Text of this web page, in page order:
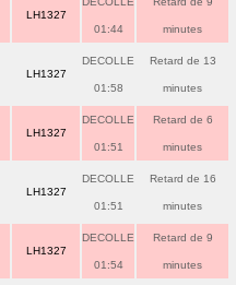
LH1327
01:44 minutes
LH1327
DECOLLE
01:58
Retard de 13
minutes
LH1327
DECOLLE
01:51
Retard de 6
minutes
LH1327
DECOLLE
01:51
Retard de 16
minutes
LH1327
DECOLLE
01:54
Retard de 9
minutes